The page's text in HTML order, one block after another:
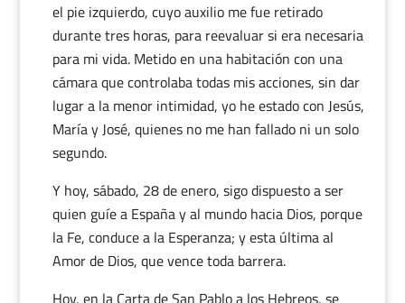
el pie izquierdo, cuyo auxilio me fue retirado
durante tres horas, para reevaluar si era necesaria
para mi vida. Metido en una habitación con una
cámara que controlaba todas mis acciones, sin dar
lugar a la menor intimidad, yo he estado con Jesús,
María y José, quienes no me han fallado ni un solo
segundo.
Y hoy, sábado, 28 de enero, sigo dispuesto a ser
quien guíe a España y al mundo hacia Dios, porque
la Fe, conduce a la Esperanza; y esta última al
Amor de Dios, que vence toda barrera.
Hoy, en la Carta de San Pablo a los Hebreos, se